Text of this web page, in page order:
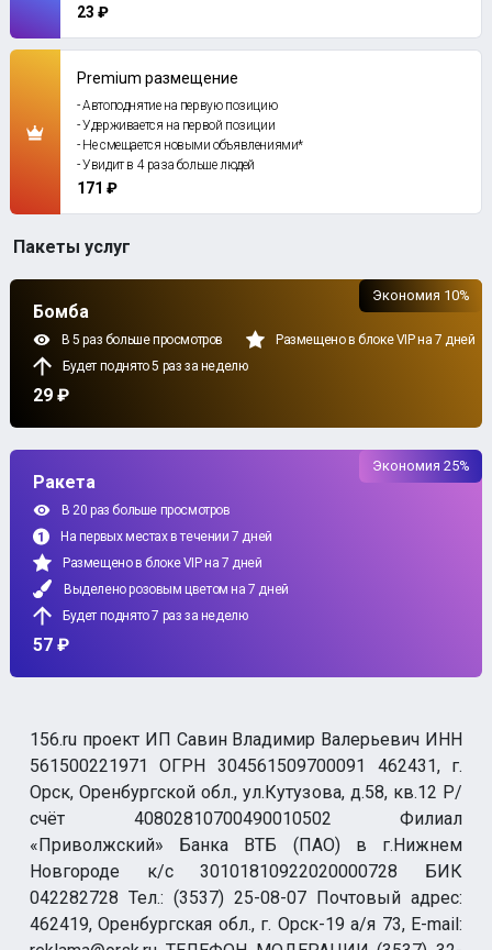
23 ₽
Premium размещение
- Автоподнятие на первую позицию
- Удерживается на первой позиции
- Не смещается новыми объявлениями*
- Увидит в 4 раза больше людей
171 ₽
Пакеты услуг
Бомба
В 5 раз больше просмотров
Размещено в блоке VIP на 7 дней
Будет поднято 5 раз за неделю
29 ₽
Экономия 10%
Ракета
В 20 раз больше просмотров
На первых местах в течении 7 дней
Размещено в блоке VIP на 7 дней
Выделено розовым цветом на 7 дней
Будет поднято 7 раз за неделю
57 ₽
Экономия 25%
156.ru проект ИП Савин Владимир Валерьевич ИНН
561500221971 ОГРН 304561509700091 462431, г.
Орск, Оренбургской обл., ул.Кутузова, д.58, кв.12 Р/
счёт 40802810700490010502 Филиал
«Приволжский» Банка ВТБ (ПАО) в г.Нижнем
Новгороде к/с 30101810922020000728 БИК
042282728 Тел.: (3537) 25-08-07 Почтовый адрес:
462419, Оренбургская обл., г. Орск-19 а/я 73, E-mail: